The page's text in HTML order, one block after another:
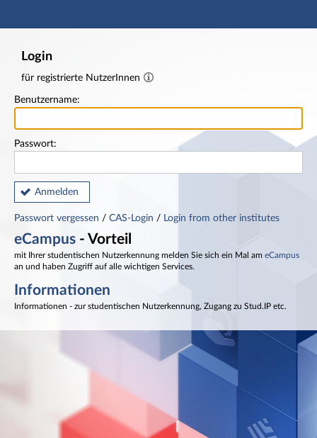
Hauptnavigation
Login
für registrierte NutzerInnen
Benutzername:
Passwort:
Anmelden
Passwort vergessen / CAS-Login / Login from other institutes
eCampus - Vorteil
mit Ihrer studentischen Nutzerkennung melden Sie sich ein Mal am eCampus
an und haben Zugriff auf alle wichtigen Services.
Informationen
Informationen - zur studentischen Nutzerkennung, Zugang zu Stud.IP etc.